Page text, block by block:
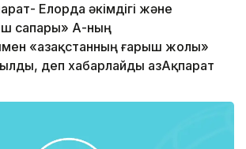
Елорда әкімдігі және
сапары» АҚ-ның
«Қазақстанның ғарыш жолы»
деп хабарлайды ҚазАқпарат